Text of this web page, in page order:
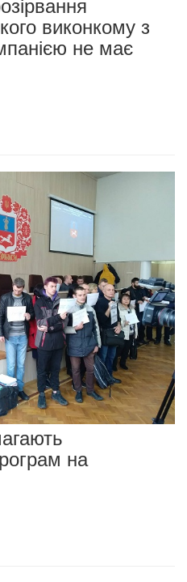
виконкому з
не має
на